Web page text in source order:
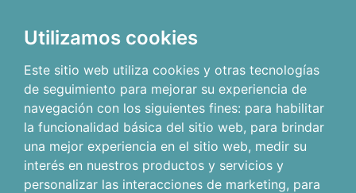
Utilizamos cookies
Este sitio web utiliza cookies y otras tecnologías
de seguimiento para mejorar su experiencia de
navegación con los siguientes fines: para habilitar
la funcionalidad básica del sitio web, para brindar
una mejor experiencia en el sitio web, medir su
interés en nuestros productos y servicios y
personalizar las interacciones de marketing, para